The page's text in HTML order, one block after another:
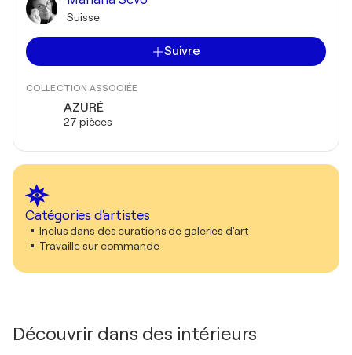
Suisse
Suivre
COLLECTION ASSOCIÉE
AZURÉ
27 pièces
Catégories d'artistes
Inclus dans des curations de galeries d'art
Travaille sur commande
Découvrir dans des intérieurs